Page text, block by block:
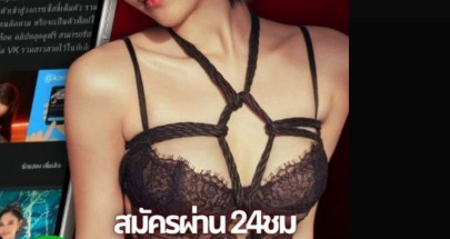
watch video